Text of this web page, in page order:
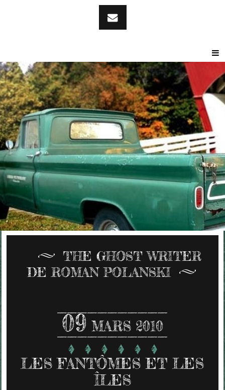
THE GHOST WRITER
DE ROMAN POLANSKI
09 MARS 2010
LES FANTÔMES ET LES
ÎLES